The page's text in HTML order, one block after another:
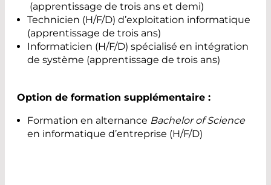
(apprentissage de trois ans et demi)
Technicien (H/F/D) d’exploitation informatique
(apprentissage de trois ans)
Informaticien (H/F/D) spécialisé en intégration
de système (apprentissage de trois ans)
Option de formation supplémentaire :
Formation en alternance Bachelor of Science
en informatique d’entreprise (H/F/D)